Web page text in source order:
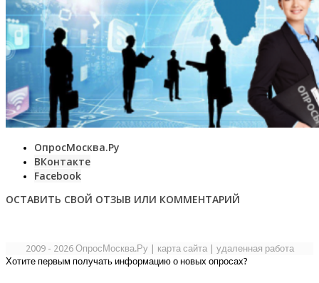
ОпросМосква.Ру
ВКонтакте
Facebook
ОСТАВИТЬ СВОЙ ОТЗЫВ ИЛИ КОММЕНТАРИЙ
2009 - 2026 ОпросМосква.Ру| карта сайта| удаленная работа
Хотите первым получать информацию о новых опросах?